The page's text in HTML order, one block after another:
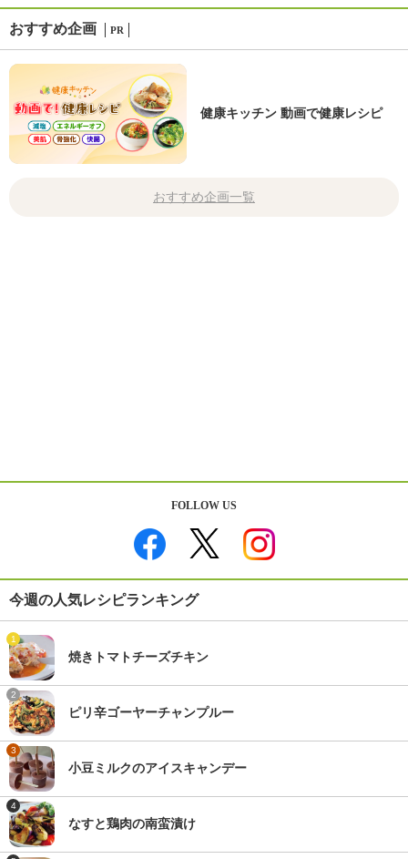
おすすめ企画 PR
健康キッチン 動画で健康レシピ
おすすめ企画一覧
FOLLOW US
今週の人気レシピランキング
1
焼きトマトチーズチキン
2
ピリ辛ゴーヤーチャンプルー
3
小豆ミルクのアイスキャンデー
4
なすと鶏肉の南蛮漬け